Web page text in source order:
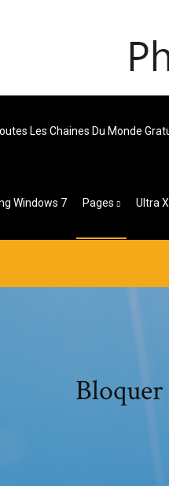
Les Chaines Du Monde
Windows 7 Pages Ultra